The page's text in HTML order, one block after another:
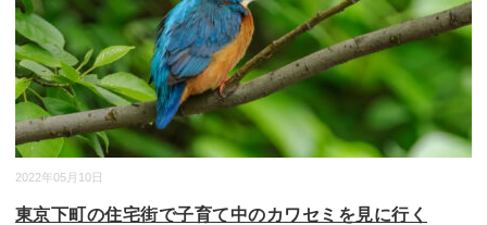
2022年05月10日
東京下町の住宅街で子育て中のカワセミを見に行く